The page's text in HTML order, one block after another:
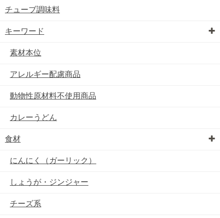
チューブ調味料
キーワード
素材本位
アレルギー配慮商品
動物性原材料不使用商品
カレーうどん
食材
にんにく（ガーリック）
しょうが・ジンジャー
チーズ系